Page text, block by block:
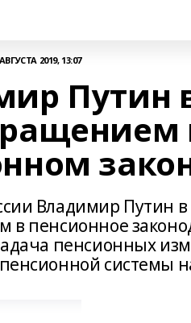
2019, 13:07
Путин
Владимир Путин
в пенсионное
пенсионных
системы